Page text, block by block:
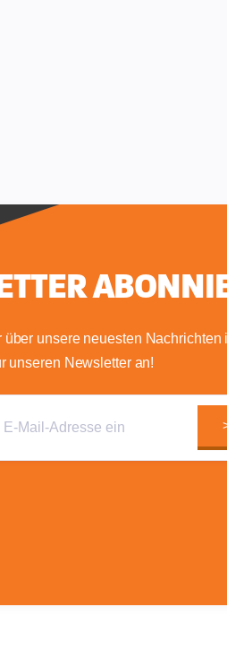
über unsere neuesten Nachrichten
unseren Newsletter an!